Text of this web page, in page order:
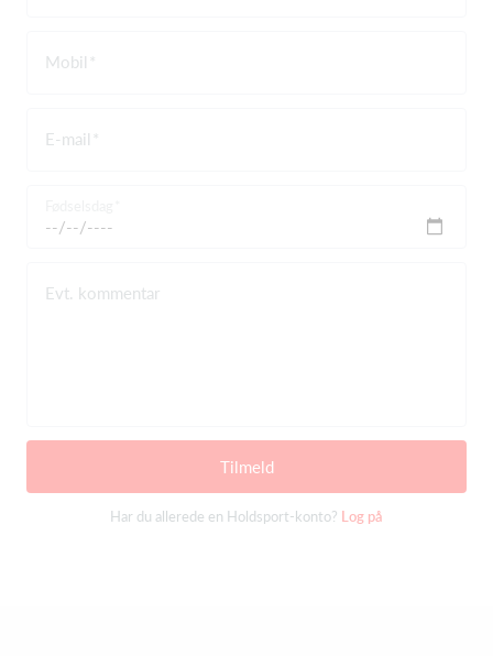
Mobil
E-mail
Evt. kommentar
Tilmeld
Har du allerede en Holdsport-konto? Log på